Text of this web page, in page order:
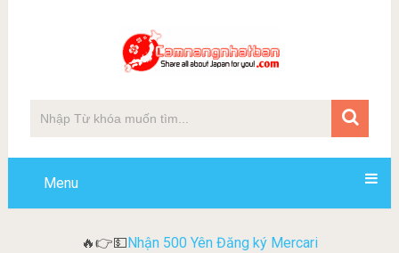
Menu
🔥👉💵Nhận 500 Yên Đăng ký Mercari